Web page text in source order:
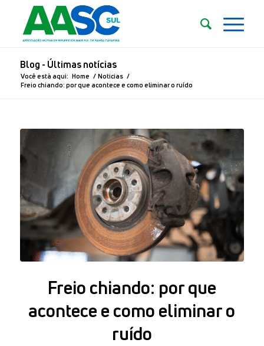
Blog - Últimas notícias
Você está aqui: Home / Noticias /
Freio chiando: por que acontece e como eliminar o ruído
Freio chiando: por que
acontece e como eliminar o
ruído